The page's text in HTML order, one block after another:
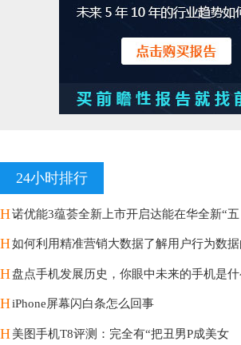
24小时排行
H诺优能3蕴荟全新上市开启达能在华全新“五
H如何利用精准营销大数据了解用户行为数据
H盘点手机发展历史，你眼中未来的手机是什
HiPhone屏幕闪白条怎么回事
H美图手机T8评测：完全有“把丑男P成美女